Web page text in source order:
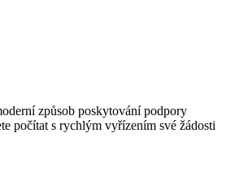
způsob poskytování podpory
počítat s rychlým vyřízením své žádosti